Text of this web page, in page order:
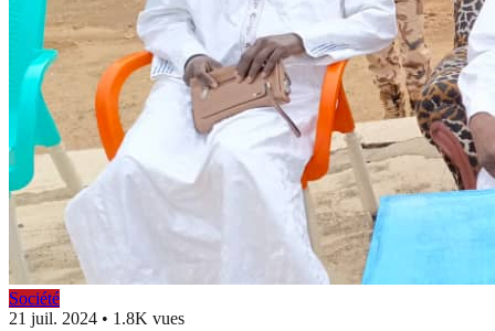
Société
21 juil. 2024 • 1.8K vues